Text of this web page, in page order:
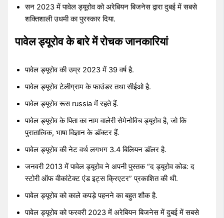
सन 2023 में पावेल ड्यूरोव को अरेबियन बिजनेस द्वारा दुबई में सबसे
शक्तिशाली उधमी का पुरस्कार दिया.
पावेल ड्यूरोव के बारे में रोचक जानकारियां
पावेल ड्यूरोव की उम्र 2023 में 39 वर्ष है.
पावेल ड्यूरोव टेलीग्राम के फाउंडर तथा सीईओ है.
पावेल ड्यूरोव रूस russia में रहते हैं.
पावेल ड्यूरोव के पिता का नाम वालेरी सेमेनोविच ड्यूरोव है, जो कि
पुरातात्विक, भाषा विज्ञान के डॉक्टर हैं.
पावेल ड्यूरोव की नेट वर्थ लगभग 3.4 बिलियन डॉलर है.
जनवरी 2013 में पावेल ड्यूरोव ने अपनी पुस्तक “द ड्यूरोव कोड: द
स्टोरी ऑफ वीकांटेक्ट एंड इट्स क्रिएटर” प्रकाशित की थी.
पावेल ड्यूरोव को काले कपड़े पहनने का बहुत शौक है.
पावेल ड्यूरोव को फरवरी 2023 में अरेबियन बिजनेस में दुबई में सबसे